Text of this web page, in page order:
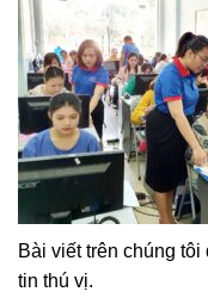
Bài viết trên chúng
tin thú vị.